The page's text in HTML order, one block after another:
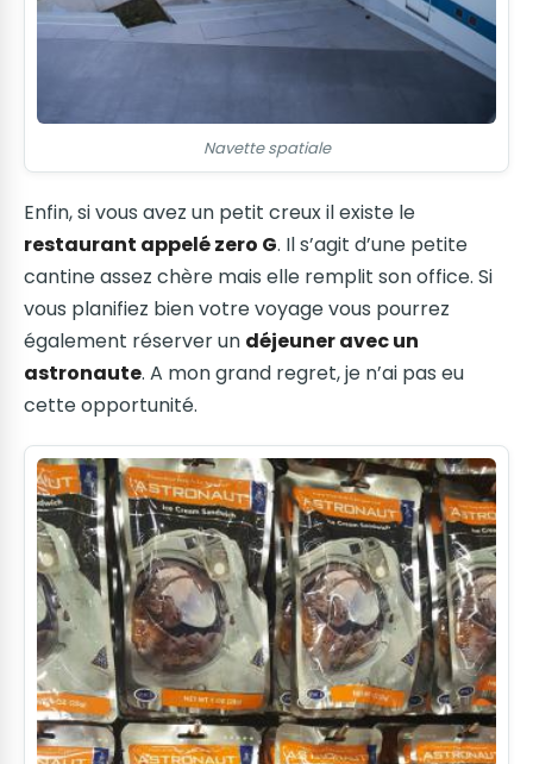
Navette spatiale
Enfin, si vous avez un petit creux il existe le
restaurant appelé zero G. Il s’agit d’une petite
cantine assez chère mais elle remplit son office. Si
vous planifiez bien votre voyage vous pourrez
également réserver un déjeuner avec un
astronaute. A mon grand regret, je n’ai pas eu
cette opportunité.